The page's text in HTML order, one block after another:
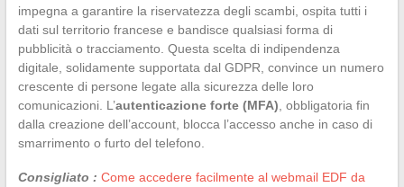
impegna a garantire la riservatezza degli scambi, ospita tutti i
dati sul territorio francese e bandisce qualsiasi forma di
pubblicità o tracciamento. Questa scelta di indipendenza
digitale, solidamente supportata dal GDPR, convince un numero
crescente di persone legate alla sicurezza delle loro
comunicazioni. L’autenticazione forte (MFA) , obbligatoria fin
dalla creazione dell’account, blocca l’accesso anche in caso di
smarrimento o furto del telefono.
Consigliato : Come accedere facilmente al webmail EDF da